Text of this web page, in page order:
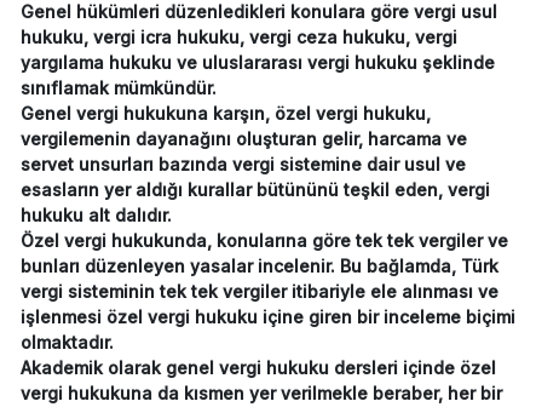
Genel hükümleri düzenledikleri konulara göre vergi usul
hukuku, vergi icra hukuku, vergi ceza hukuku, vergi
yargılama hukuku ve uluslararası vergi hukuku şeklinde
sınıflamak mümkündür.
Genel vergi hukukuna karşın, özel vergi hukuku,
vergilemenin dayanağını oluşturan gelir, harcama ve
servet unsurları bazında vergi sistemine dair usul ve
esasların yer aldığı kurallar bütününü teşkil eden, vergi
hukuku alt dalıdır.
Özel vergi hukukunda, konularına göre tek tek vergiler ve
bunları düzenleyen yasalar incelenir. Bu bağlamda, Türk
vergi sisteminin tek tek vergiler itibariyle ele alınması ve
işlenmesi özel vergi hukuku içine giren bir inceleme biçimi
olmaktadır.
Akademik olarak genel vergi hukuku dersleri içinde özel
vergi hukukuna da kısmen yer verilmekle beraber, her bir